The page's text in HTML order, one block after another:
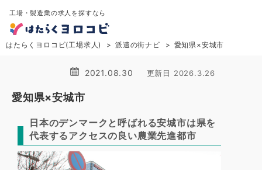
工場・製造業の求人を探すなら
はたらくヨロコビ(工場求人) 派遣の街ナビ 愛知県×安城市
2021.08.30 更新日 2026.3.26
愛知県×安城市
日本のデンマークと呼ばれる安城市は県を
代表するアクセスの良い農業先進都市